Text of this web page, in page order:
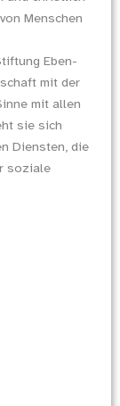
Menschen
Eben-
mit der
mit allen
sie sich
Diensten, die
soziale